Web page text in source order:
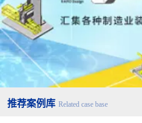
推荐案例库 Related case base